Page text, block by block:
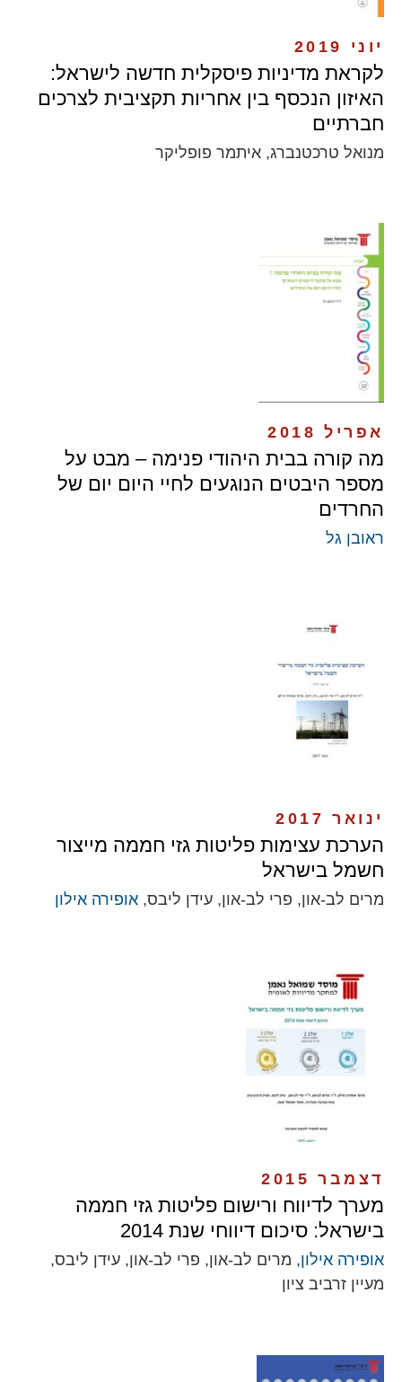
יוני 2019
לקראת מדיניות פיסקלית חדשה לישראל:
האיזון הנכסף בין אחריות תקציבית לצרכים
חברתיים
מנואל טרכטנברג, איתמר פופליקר
אפריל 2018
מה קורה בבית היהודי פנימה – מבט על
מספר היבטים הנוגעים לחיי היום יום של
החרדים
ראובן גל
ינואר 2017
הערכת עצימות פליטות גזי חממה מייצור
חשמל בישראל
מרים לב-און, פרי לב-און, עידן ליבס, אופירה אילון
דצמבר 2015
מערך לדיווח ורישום פליטות גזי חממה
בישראל: סיכום דיווחי שנת 2014
אופירה אילון, מרים לב-און, פרי לב-און, עידן ליבס,
מעיין זרביב ציון